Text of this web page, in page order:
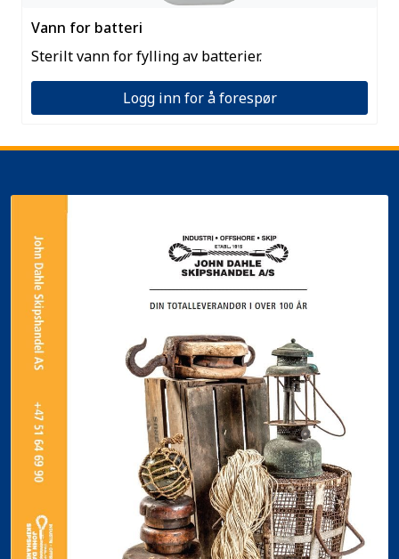
Vann for batteri
Sterilt vann for fylling av batterier.
Logg inn for å forespør